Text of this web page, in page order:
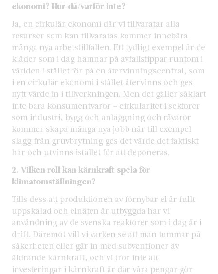
ekonomi? Hur då/varför inte?
Ja, en cirkulär ekonomi där vi tillvaratar alla
resurser som kan tillvaratas kommer innebära
många nya arbetstillfällen. Ett tydligt exempel är de
kläder som i dag hamnar på avfallstippar runtom i
världen i stället för på en återvinningscentral, som
i en cirkulär ekonomi i stället återvinns och ges
nytt värde in i tillverkningen. Men det gäller såklart
inte bara konsumentvaror – cirkularitet i sektorer
som industri, bygg och anläggning och råvaror
kommer skapa många nya jobb när till exempel
slagg från gruvbrytning ges det värde det faktiskt
har och utvinns istället för att deponeras.
2. Vilken roll kan kärnkraft spela för
klimatomställningen?
Tills dess att produktionen av förnybar el är fullt
uppskalad och elnäten är utbyggda har vi
användning av de svenska reaktorer som i dag är i
drift. Däremot vill vi varken se att man tummar på
säkerheten eller går in med subventioner av
åldrande kärnkraft, och vi tror inte att
investeringar i kärnkraft är där våra pengar gör